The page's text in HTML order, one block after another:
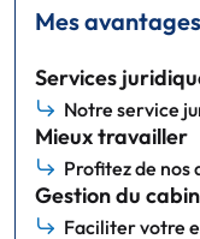
Mes
Services
Notre service
Mieux travailler
Profitez de nos
Gestion du
Faciliter votre